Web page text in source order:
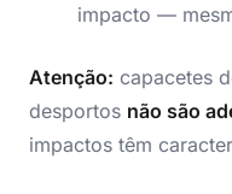
impacto —
Atenção: capacetes
desportos não são
impactos têm